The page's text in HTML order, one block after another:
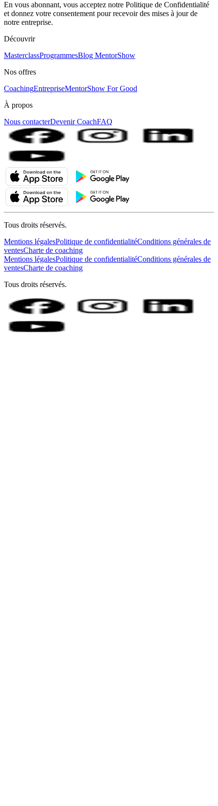
En vous abonnant, vous acceptez notre Politique de Confidentialité
et donnez votre consentement pour recevoir des mises à jour de
notre entreprise.
Découvrir
MasterclassProgrammesBlog MentorShow
Nos offres
CoachingEntrepriseMentorShow For Good
À propos
Nous contacterDevenir CoachFAQ
Tous droits réservés.
Mentions légalesPolitique de confidentialitéConditions générales de
ventesCharte de coaching
Mentions légalesPolitique de confidentialitéConditions générales de
ventesCharte de coaching
Tous droits réservés.